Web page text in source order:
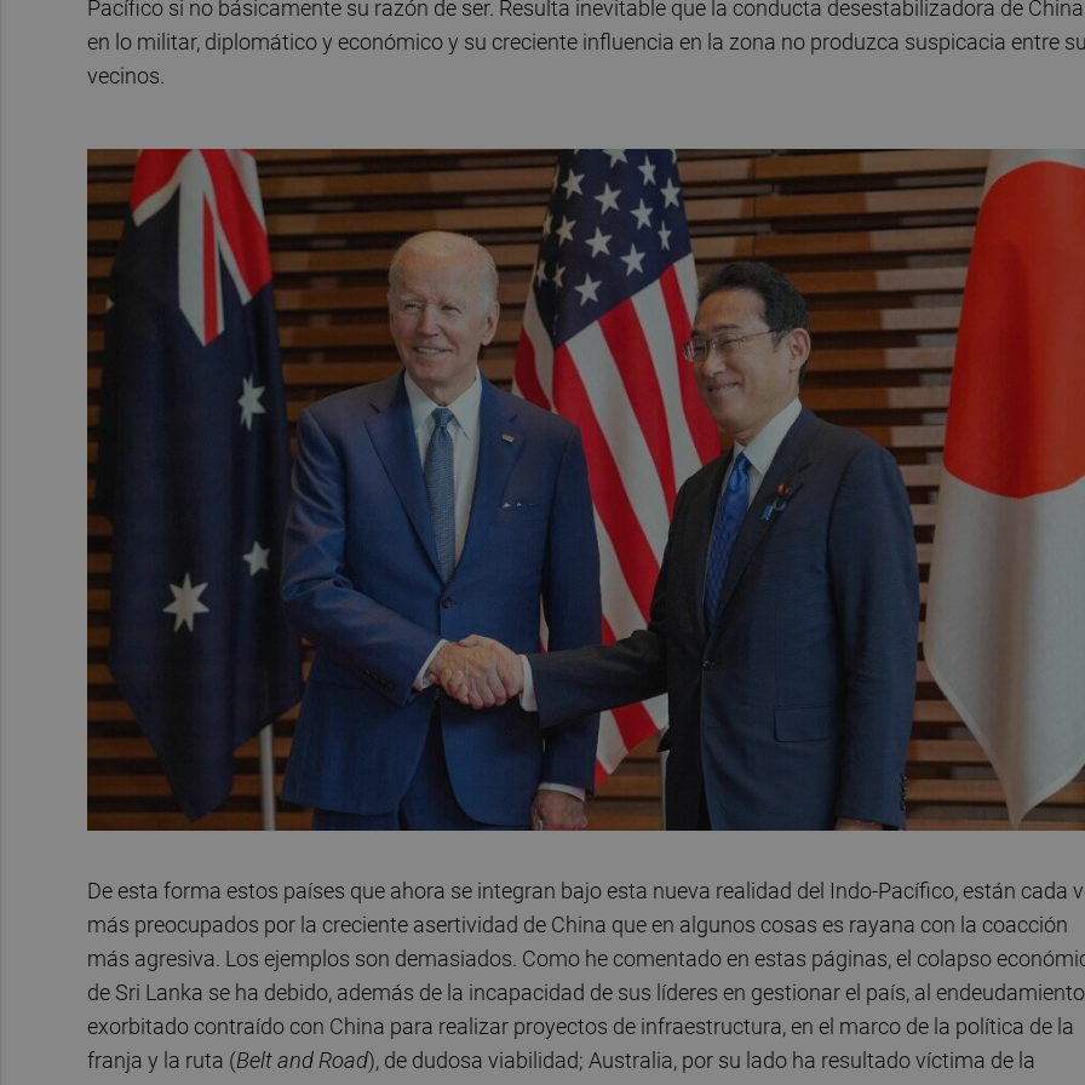
Pacífico si no básicamente su razón de ser. Resulta inevitable que la conducta desestabilizadora de China
en lo militar, diplomático y económico y su creciente influencia en la zona no produzca suspicacia entre
vecinos.
De esta forma estos países que ahora se integran bajo esta nueva realidad del Indo-Pacífico, están cada
más preocupados por la creciente asertividad de China que en algunos cosas es rayana con la coacción
más agresiva. Los ejemplos son demasiados. Como he comentado en estas páginas, el colapso
de Sri Lanka se ha debido, además de la incapacidad de sus líderes en gestionar el país, al endeudamiento
exorbitado contraído con China para realizar proyectos de infraestructura, en el marco de la política de la
franja y la ruta (Belt and Road), de dudosa viabilidad; Australia, por su lado ha resultado víctima de la